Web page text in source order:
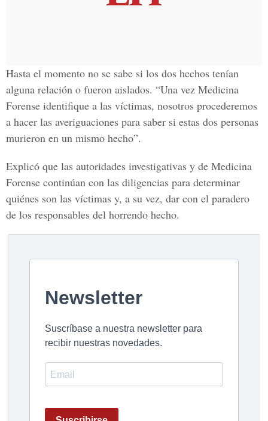
Hasta el momento no se sabe si los dos hechos tenían
alguna relación o fueron aislados. “Una vez Medicina
Forense identifique a las víctimas, nosotros procederemos
a hacer las averiguaciones para saber si estas dos personas
murieron en un mismo hecho”.
Explicó que las autoridades investigativas y de Medicina
Forense continúan con las diligencias para determinar
quiénes son las víctimas y, a su vez, dar con el paradero
de los responsables del horrendo hecho.